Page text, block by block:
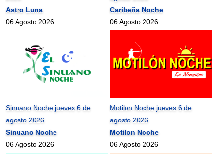
Astro Luna
06 Agosto 2026
Caribeña Noche
06 Agosto 2026
Sinuano Noche jueves 6 de
agosto 2026
Sinuano Noche
06 Agosto 2026
Motilon Noche jueves 6 de
agosto 2026
Motilon Noche
06 Agosto 2026